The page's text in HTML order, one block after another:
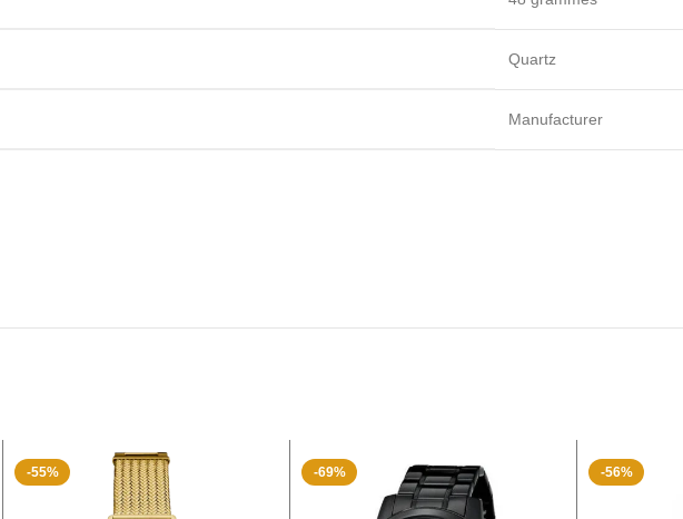
Quartz
Manufacturer
-55% -69% -56%